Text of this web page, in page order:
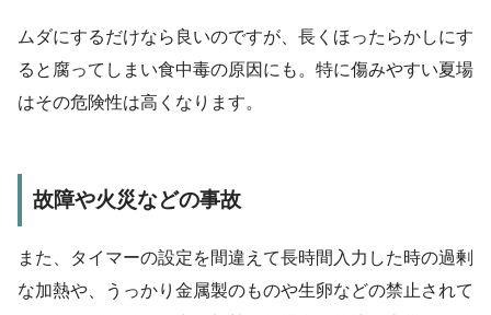
ムダにするだけなら良いのですが、長くほったらかしにす
ると腐ってしまい食中毒の原因にも。特に傷みやすい夏場
はその危険性は高くなります。
故障や火災などの事故
また、タイマーの設定を間違えて長時間入力した時の過剰
な加熱や、うっかり金属製のものや生卵などの禁止されて